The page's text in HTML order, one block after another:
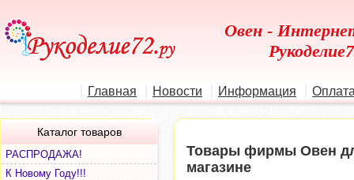
Овен -
Главная Новости Информация
Каталог товаров
РАСПРОДАЖА!
К Новому Году!!!
Товары фирмы Овен
магазине